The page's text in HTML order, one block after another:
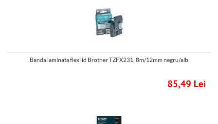
Banda laminata flexi id Brother TZFX231, 8m/12mm negru/alb
85,49 Lei